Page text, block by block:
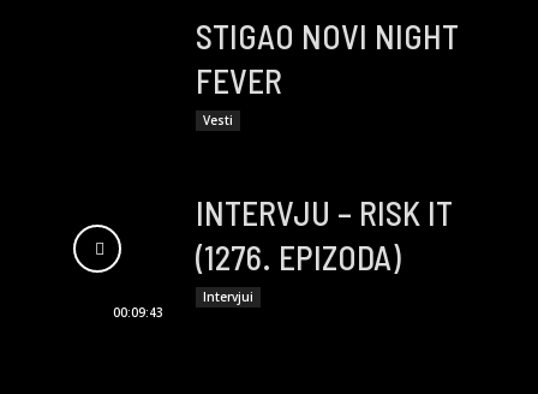
STIGAO NOVI NIGHT
FEVER
Vesti
00:09:43
INTERVJU – RISK IT
(1276. EPIZODA)
Intervjui